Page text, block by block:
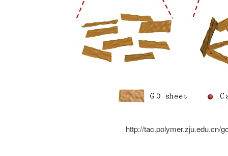
http://tac.polymer.zju.edu.cn/